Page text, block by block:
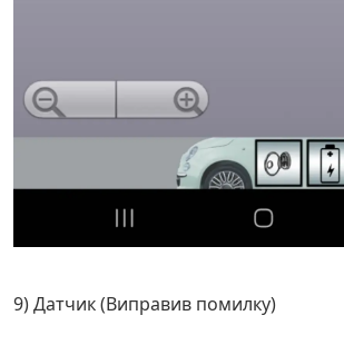
9) Датчик (Виправив помилку)